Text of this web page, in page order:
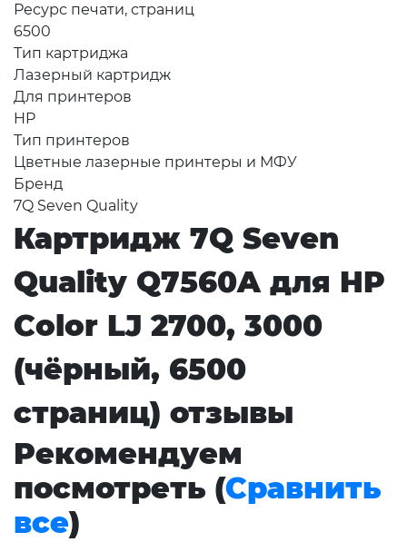
Ресурс печати, страниц
6500
Тип картриджа
Лазерный картридж
Для принтеров
HP
Тип принтеров
Цветные лазерные принтеры и МФУ
Бренд
7Q Seven Quality
Картридж 7Q Seven
Quality Q7560A для HP
Color LJ 2700, 3000
(чёрный, 6500
страниц) отзывы
Рекомендуем
посмотреть (Сравнить
все)